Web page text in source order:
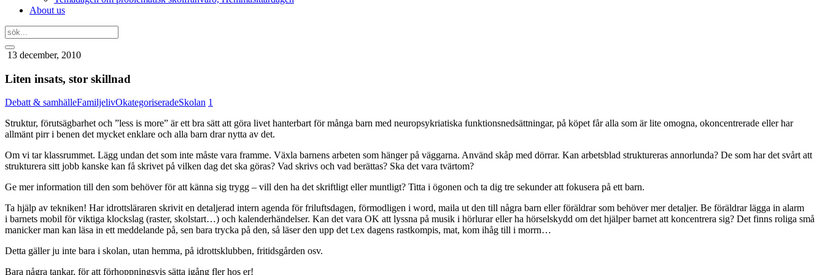
About us
13 december, 2010
Liten insats, stor skillnad
Debatt & samhälleFamiljelivOkategoriseradeSkolan 1
Struktur, förutsägbarhet och ”less is more” är ett bra sätt att göra livet hanterbart för många barn med neuropsykriatiska funktionsnedsättningar, på köpet får alla som är lite omogna, okoncentrerade eller har
allmänt pirr i benen det mycket enklare och alla barn drar nytta av det.
Om vi tar klassrummet. Lägg undan det som inte måste vara framme. Växla barnens arbeten som hänger på väggarna. Använd skåp med dörrar. Kan arbetsblad struktureras annorlunda? De som har det svårt att
strukturera sitt jobb kanske kan få skrivet på vilken dag det ska göras? Vad skrivs och vad berättas? Ska det vara tvärtom?
Ge mer information till den som behöver för att känna sig trygg – vill den ha det skriftligt eller muntligt? Titta i ögonen och ta dig tre sekunder att fokusera på ett barn.
Ta hjälp av tekniken! Har idrottsläraren skrivit en detaljerad intern agenda för friluftsdagen, förmodligen i word, maila ut den till några barn eller föräldrar som behöver mer detaljer. Be föräldrar lägga in alarm
i barnets mobil för viktiga klockslag (raster, skolstart…) och kalenderhändelser. Kan det vara OK att lyssna på musik i hörlurar eller ha hörselskydd om det hjälper barnet att koncentrera sig? Det finns roliga små
manicker man kan läsa in ett meddelande på, sen bara trycka på den, så läser den upp det t.ex dagens rastkompis, mat, kom ihåg till i morrn…
Detta gäller ju inte bara i skolan, utan hemma, på idrottsklubben, fritidsgården osv.
Bara några tankar, för att förhoppningsvis sätta igång fler hos er!